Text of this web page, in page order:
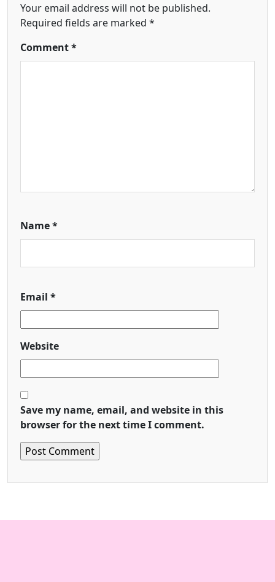
Your email address will not be published.
Required fields are marked *
Comment*
Name*
Email *
Website
Save my name, email, and website in this
browser for the next time I comment.